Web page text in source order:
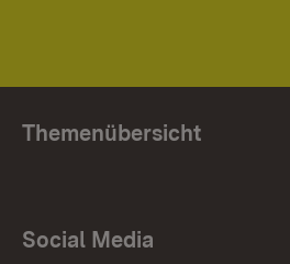
Themenübersicht
Social Media